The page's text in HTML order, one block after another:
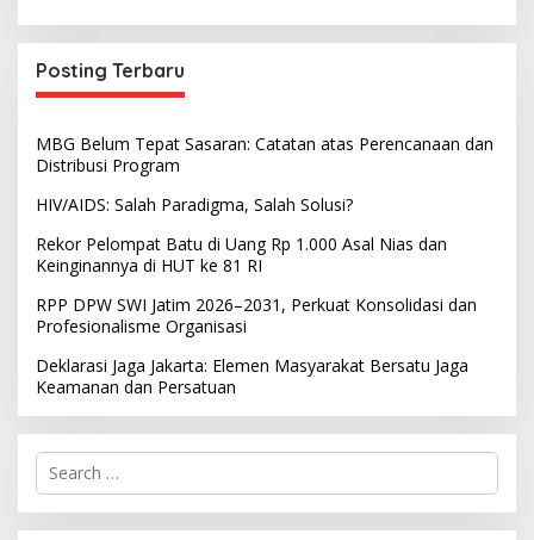
Posting Terbaru
MBG Belum Tepat Sasaran: Catatan atas Perencanaan dan
Distribusi Program
HIV/AIDS: Salah Paradigma, Salah Solusi?
Rekor Pelompat Batu di Uang Rp 1.000 Asal Nias dan
Keinginannya di HUT ke 81 RI
RPP DPW SWI Jatim 2026–2031, Perkuat Konsolidasi dan
Profesionalisme Organisasi
Deklarasi Jaga Jakarta: Elemen Masyarakat Bersatu Jaga
Keamanan dan Persatuan
S
r